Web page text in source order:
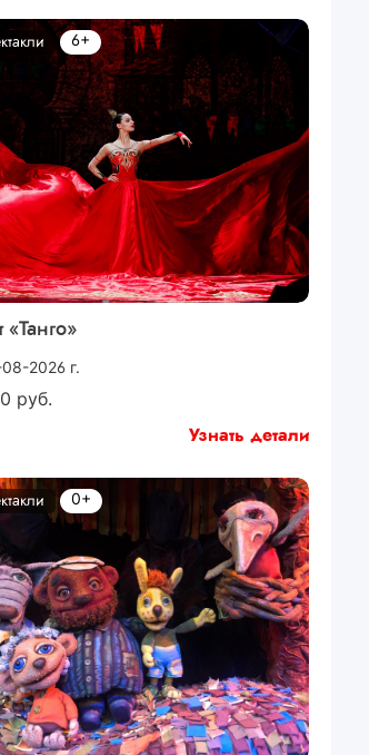
«Танго»
2026 г.
руб.
6+
Узнать детали
0+